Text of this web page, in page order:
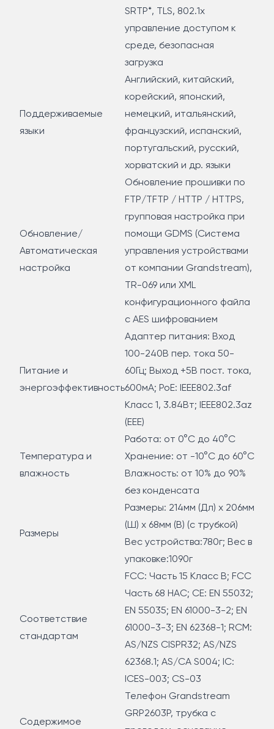
SRTP*, TLS, 802.1x
управление доступом к
среде, безопасная
загрузка
Поддерживаемые
языки
Английский, китайский,
корейский, японский,
немецкий, итальянский,
французский, испанский,
португальский, русский,
хорватский и др. языки
Обновление/
Автоматическая
настройка
Обновление прошивки по
FTP/TFTP / HTTP / HTTPS,
групповая настройка при
помощи GDMS (Система
управления устройствами
от компании Grandstream),
TR-069 или XML
конфигурационного файла
с AES шифрованием
Питание и
энергоэффективность
Адаптер питания: Вход
100-240В пер. тока 50-
60Гц; Выход +5В пост. тока,
600мА; PoE: IEEE802.3af
Класс 1, 3.84Вт; IEEE802.3az
(EEE)
Температура и
влажность
Работа: от 0°C до 40°C
Хранение: от -10°C до 60°C
Влажность: от 10% до 90%
без конденсата
Размеры
Размеры: 214мм (Дл) x 206мм
(Ш) x 68мм (В) (с трубкой)
Вес устройства:780г; Вес в
упаковке:1090г
Соответствие
стандартам
FCC: Часть 15 Класс B; FCC
Часть 68 HAC; CE: EN 55032;
EN 55035; EN 61000-3-2; EN
61000-3-3; EN 62368-1; RCM:
AS/NZS CISPR32; AS/NZS
62368.1; AS/CA S004; IC:
ICES-003; CS-03
Содержимое
Телефон Grandstream
GRP2603P, трубка с